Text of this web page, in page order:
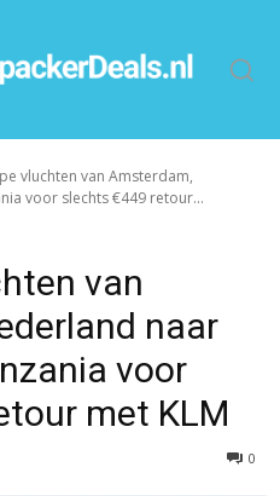
vluchten van Amsterdam,
voor slechts €449 retour...
van
naar
voor
met KLM
0